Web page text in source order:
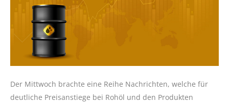
Der Mittwoch brachte eine Reihe Nachrichten, welche für
deutliche Preisanstiege bei Rohöl und den Produkten